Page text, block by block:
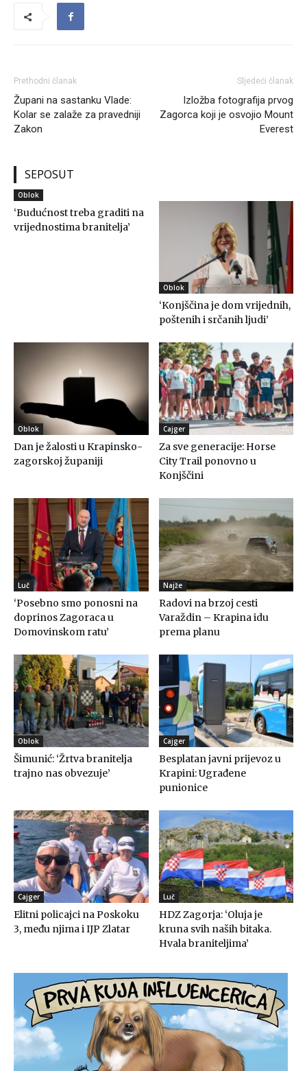
Prethodni članak
Župani na sastanku Vlade:
Kolar se zalaže za pravedniji
Zakon
Sljedeći članak
Izložba fotografija prvog
Zagorca koji je osvojio Mount
Everest
SEPOSUT
Oblok
‘Budućnost treba graditi na
vrijednostima branitelja’
Oblok
‘Konjščina je dom vrijednih,
poštenih i srčanih ljudi’
Oblok
Dan je žalosti u Krapinsko-
zagorskoj županiji
Cajger
Za sve generacije: Horse
City Trail ponovno u
Konjščini
Luč
‘Posebno smo ponosni na
doprinos Zagoraca u
Domovinskom ratu’
Najže
Radovi na brzoj cesti
Varaždin – Krapina idu
prema planu
Oblok
Šimunić: ‘Žrtva branitelja
trajno nas obvezuje’
Cajger
Besplatan javni prijevoz u
Krapini: Ugrađene
punionice
Cajger
Elitni policajci na Poskoku
3, među njima i IJP Zlatar
Luč
HDZ Zagorja: ‘Oluja je
kruna svih naših bitaka.
Hvala braniteljima’